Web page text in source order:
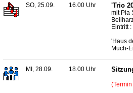
SO, 25.09. 16.00 Uhr 'Trio
mit Pia
Eintritt
'Haus
Much-
MI, 28.09. 18.00 Uhr